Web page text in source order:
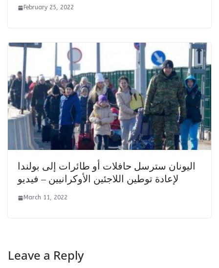
February 25, 2022
اليونان سترسل حافلات أو طائرات إلى بولندا
لإعادة توطين اللاجئين الأوكرانيين – فيديو
March 11, 2022
Leave a Reply